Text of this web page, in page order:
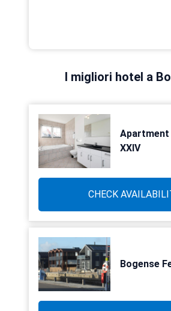
I migliori hotel a
Apartment
XXIV
CHECK
Bogense